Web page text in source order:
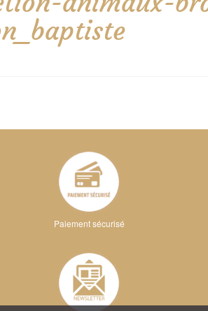
Paiement sécurisé